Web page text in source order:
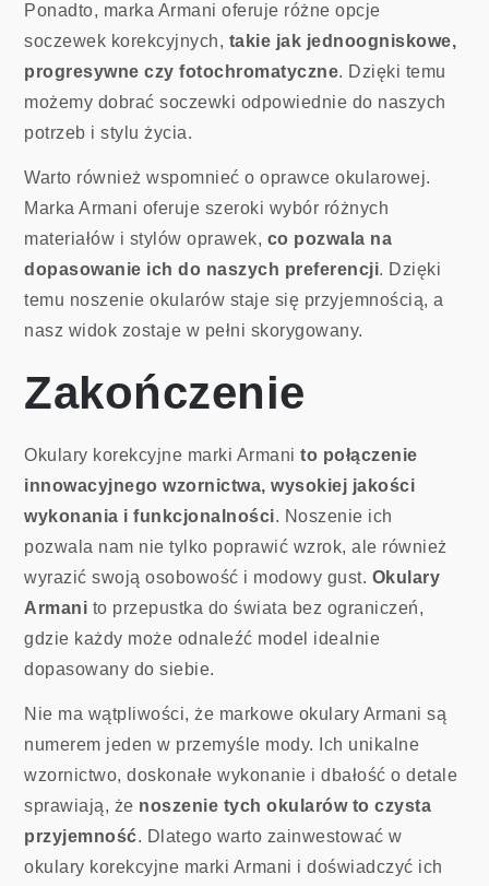
Ponadto, marka Armani oferuje różne opcje
soczewek korekcyjnych, takie jak jednoogniskowe,
progresywne czy fotochromatyczne. Dzięki temu
możemy dobrać soczewki odpowiednie do naszych
potrzeb i stylu życia.
Warto również wspomnieć o oprawce okularowej.
Marka Armani oferuje szeroki wybór różnych
materiałów i stylów oprawek, co pozwala na
dopasowanie ich do naszych preferencji. Dzięki
temu noszenie okularów staje się przyjemnością, a
nasz widok zostaje w pełni skorygowany.
Zakończenie
Okulary korekcyjne marki Armanito połączenie
innowacyjnego wzornictwa, wysokiej jakości
wykonania i funkcjonalności. Noszenie ich
pozwala nam nie tylko poprawić wzrok, ale również
wyrazić swoją osobowość i modowy gust. Okulary
Armani to przepustka do świata bez ograniczeń,
gdzie każdy może odnaleźć model idealnie
dopasowany do siebie.
Nie ma wątpliwości, że markowe okulary Armani są
numerem jeden w przemyśle mody. Ich unikalne
wzornictwo, doskonałe wykonanie i dbałość o detale
sprawiają, że noszenie tych okularów to czysta
przyjemność. Dlatego warto zainwestować w
okulary korekcyjne marki Armani i doświadczyć ich